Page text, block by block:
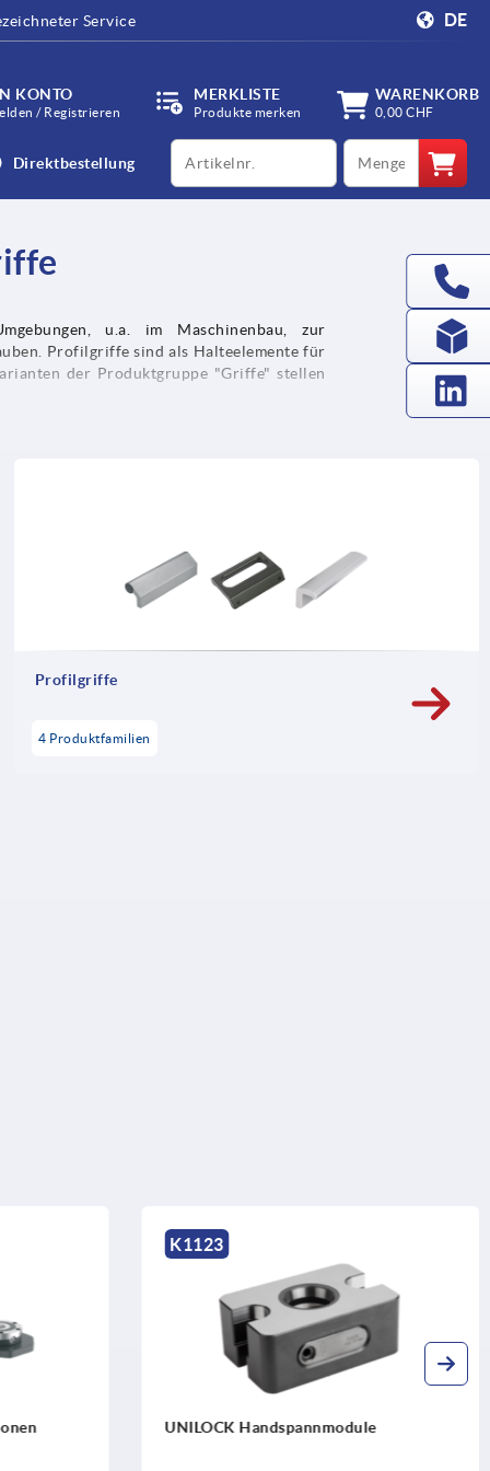
Service DE
KONTO
/ Registrieren
MERKLISTE
Produkte merken
WARENKORB
0,00 CHF
Direktbestellung
productCode qty
u.a. im Maschinenbau, zur
Profilgriffe sind als Halteelemente für
der Produktgruppe "Griffe" stellen
Profilgriffe
4 Produktfamilien
UNILOCK Spannmodul ASM